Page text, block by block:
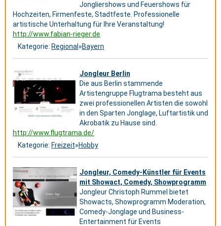
Jongliershows und Feuershows für
Hochzeiten, Firmenfeste, Stadtfeste. Professionelle
artistische Unterhaltung für Ihre Veranstaltung!
http://www.fabian-rieger.de
Kategorie: Regional »Bayern
Jongleur Berlin
Die aus Berlin stammende
Artistengruppe Flugtrama besteht aus
zwei professionellen Artisten die sowohl
in den Sparten Jonglage, Luftartistik und
Akrobatik zu Hause sind.
http://www.flugtrama.de/
Kategorie: Freizeit»Hobby
Jongleur, Comedy-Künstler für Events
mit Showact, Comedy, Showprogramm
Jongleur Christoph Rummel bietet
Showacts, Showprogramm Moderation,
Comedy-Jonglage und Business-
Entertainment für Events